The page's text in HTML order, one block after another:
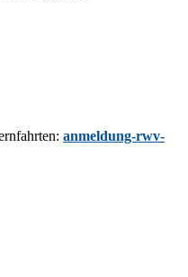
anmeldung-rwv-